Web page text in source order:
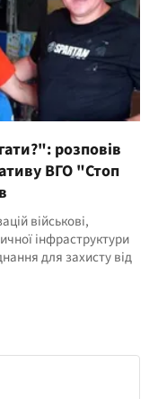
розповів
ВГО "Стоп
військові,
інфраструктури
для захисту від